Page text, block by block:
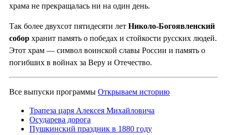
храма не прекращалась ни на один день.
Так более двухсот пятидесяти лет Николо-Богоявленский
собор хранит память о победах и стойкости русских людей.
Этот храм — символ воинской славы России и память о
погибших в войнах за Веру и Отечество.
Все выпуски программы Открываем историю
Трапеза царя Алексея Михайловича
Осударева дорога
Пушкинский праздник в 1880 году